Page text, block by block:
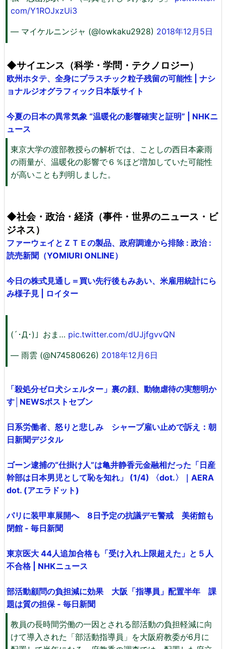
com/Y1ROJxzUi3
— マイケルニンジャ (@lowkaku2928) 2018年12月5日
◆サイエンス（科学・学問・テクノロジー）
欧州ホタテ、全身にプラスチック粒子残留の可能性 | ナシ
ョナルジオグラフィック日本版サイト
今夏の日本の異常気象 “温暖化の影響確実と証明” | NHKニ
ュース
東京大学の渡部教授らの解析では、ことしの西日本豪雨
の雨量が、温暖化の影響で６％ほど増加していた可能性
が高いことも判明しました。
◆社会・政治・経済（事件・世界のニュース・ビ
ジネス）
ファーウェイとＺＴＥの製品、政府調達から排除 : 政治 :
読売新聞（YOMIURI ONLINE）
今日の株式見通し＝買い先行後もみあい、米雇用統計にら
み様子見 | ロイター
(´･Д･)」おま… pic.twitter.com/dUJjfgvvQN
— 雨雲 (@N74580626) 2018年12月6日
「殺処分ゼロ犬シェルター」裏の顔、動物虐待の実態明か
す│NEWSポストセブン
日系労働者、怒りと悲しみ シャープ雇い止めで訴え：朝
日新聞デジタル
ゴーン逮捕の“仕掛け人”は亀井静香元金融相だった「日産
幹部は日本男児として恥を知れ」 (1/4) 〈dot.〉｜AERA
dot. (アエラドット)
パリに装甲車展開へ 8日予定の抗議デモ警戒 美術館も
閉館 - 毎日新聞
東京医大 44人追加合格も「受け入れ上限超えた」と５人
不合格 | NHKニュース
部活動顧問の負担減に効果 大阪「指導員」配置半年 課
題は質の担保 - 毎日新聞
教員の長時間労働の一因とされる部活動の負担軽減に向
けて導入された「部活動指導員」を大阪府教委が6月に